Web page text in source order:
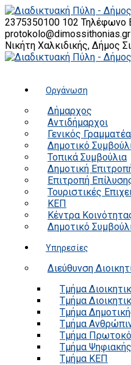
2375350100 102 Τηλέφωνο
protokolo@dimossithonias.gr
Νικήτη Χαλκιδικής, Δήμος
Οργάνωση
Δήμαρχος
Αντιδήμαρχοι
Γενικός
Δημοτικό
Τοπικά Συμβούλια
Δημοτική
Επιτροπή
Τουριστικές
ΚΕΠ
Κέντρα
Δημοτικό
Υπηρεσίες
Διεύθυνση
Τμήμα
Τμήμα
Τμήμα
Τμήμα
Τμήμα
Τμήμα
Τμήμα ΚΕΠ